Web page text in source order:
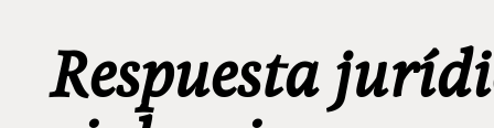
Respuesta